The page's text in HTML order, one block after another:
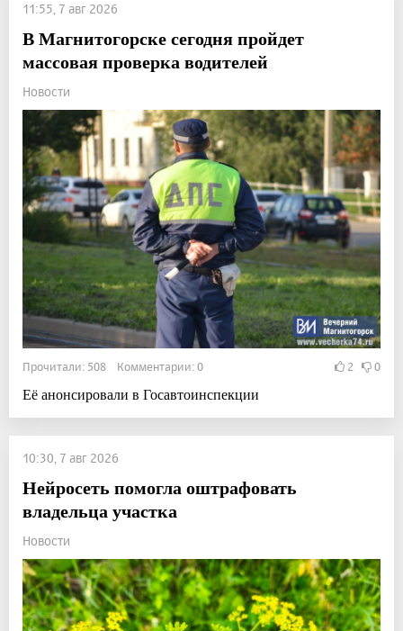
11:55, 7 авг 2026
В Магнитогорске сегодня пройдет
массовая проверка водителей
Новости
Прочитали: 508 Комментарии: 0 2 0
Её анонсировали в Госавтоинспекции
10:30, 7 авг 2026
Нейросеть помогла оштрафовать
владельца участка
Новости